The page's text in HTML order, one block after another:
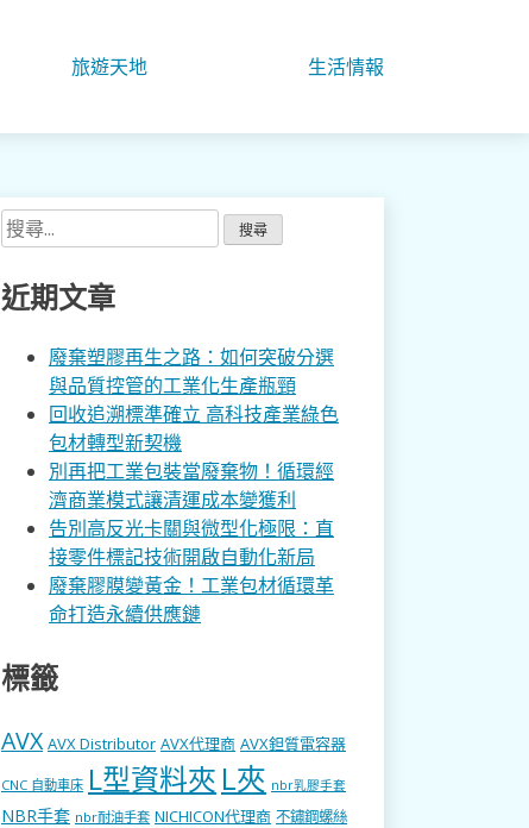
旅遊天地 生活情報
搜
尋
關
鍵
近期文章
廢棄塑膠再生之路：如何突破分選
與品質控管的工業化生產瓶頸
回收追溯標準確立 高科技產業綠色
包材轉型新契機
別再把工業包裝當廢棄物！循環經
濟商業模式讓清運成本變獲利
告別高反光卡關與微型化極限：直
接零件標記技術開啟自動化新局
廢棄膠膜變黃金！工業包材循環革
命打造永續供應鏈
標籤
AVX AVX Distributor AVX代理商 AVX鉭質電容器
CNC 自動車床 L型資料夾 L夾 nbr乳膠手套
NBR手套 nbr耐油手套 NICHICON代理商 不鏽鋼螺絲